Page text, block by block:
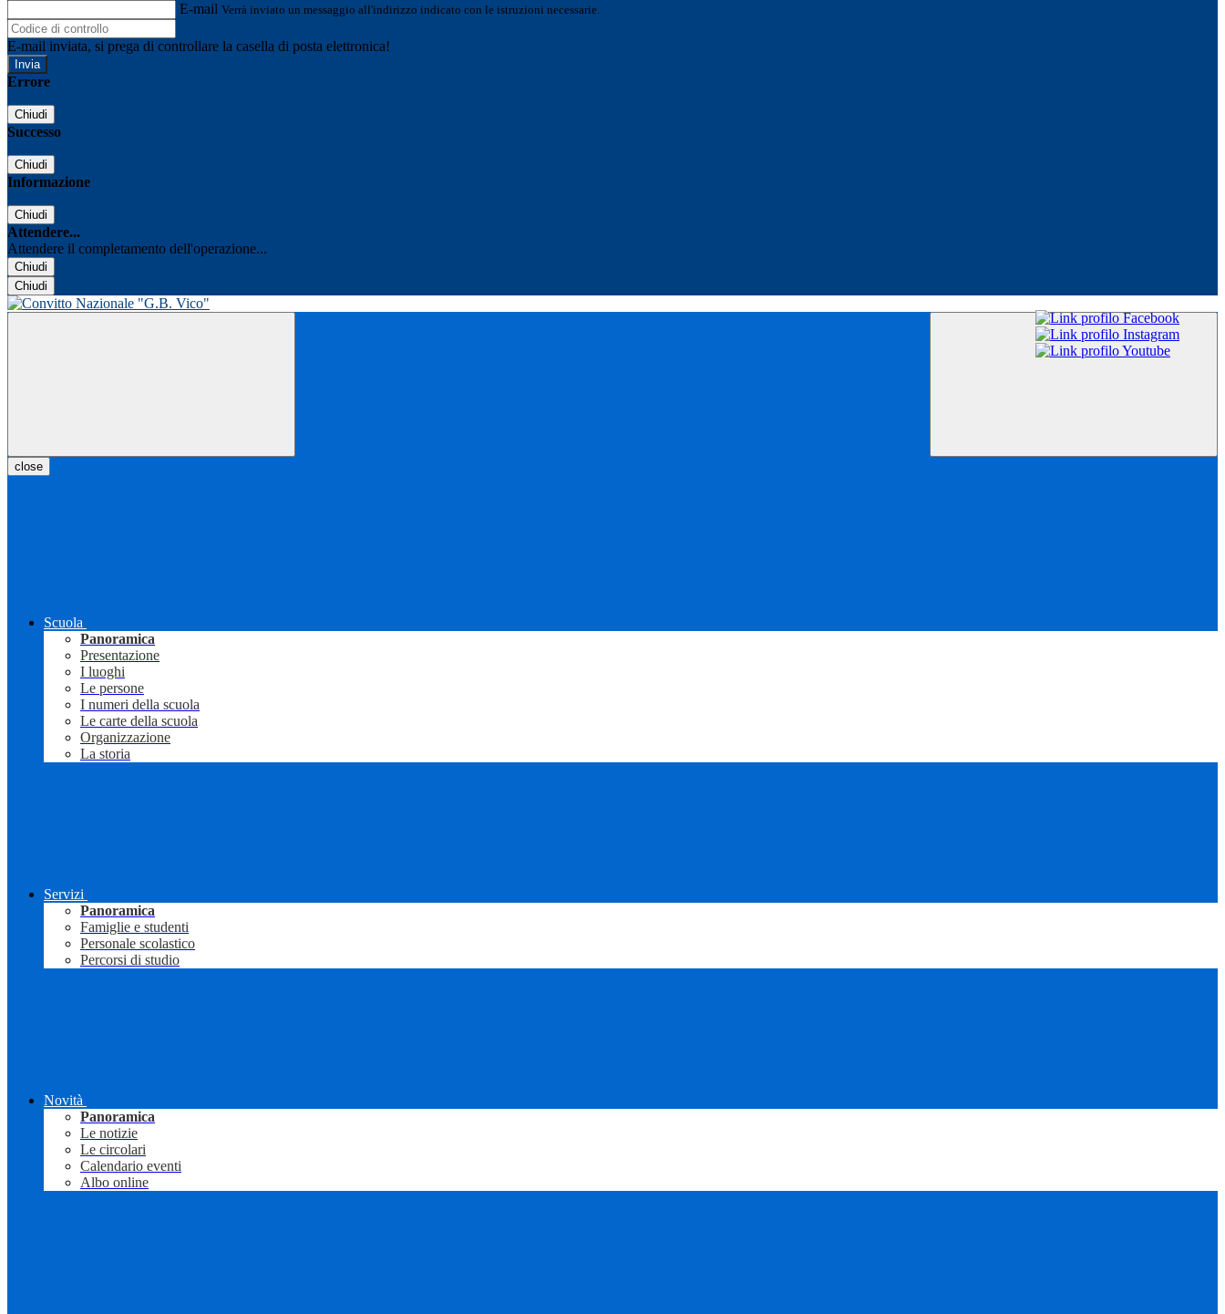
E-mail Verrà inviato un messaggio all'indirizzo indicato con le istruzioni necessarie.
E-mail inviata, si prega di controllare la casella di posta elettronica!
Errore
Chiudi
Successo
Chiudi
Informazione
Chiudi
Attendere...
Attendere il completamento dell'operazione...
Chiudi
Chiudi
close
Scuola
Panoramica
Presentazione
I luoghi
Le persone
I numeri della scuola
Le carte della scuola
Organizzazione
La storia
Servizi
Panoramica
Famiglie e studenti
Personale scolastico
Percorsi di studio
Novità
Panoramica
Le notizie
Le circolari
Calendario eventi
Albo online